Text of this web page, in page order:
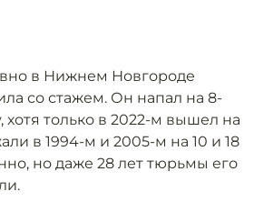
в Нижнем Новгороде
со стажем. Он напал на 8-
только в 2022-м вышел на
в 1994-м и 2005-м на 10 и 18
но даже 28 лет тюрьмы его